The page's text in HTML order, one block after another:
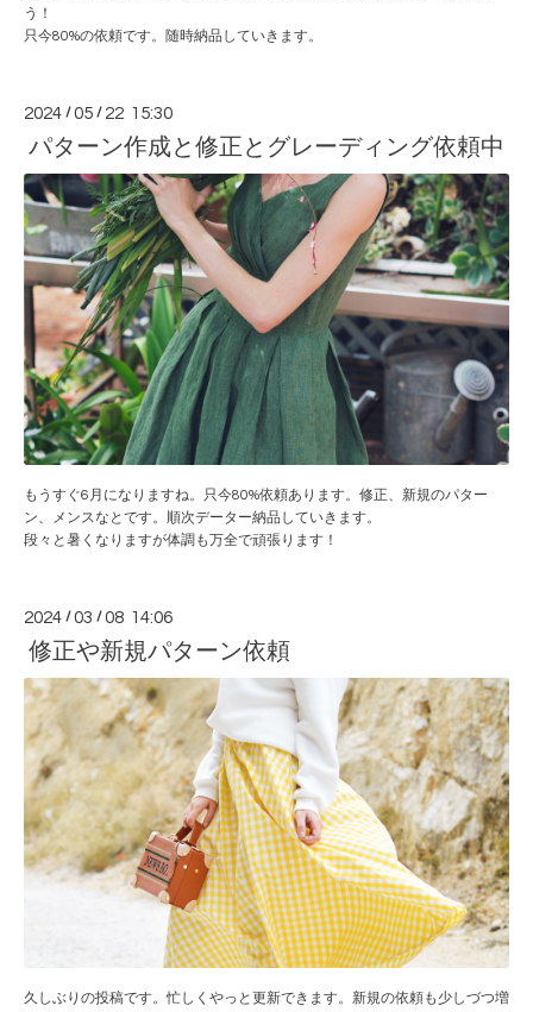
う！
只今80%の依頼です。随時納品していきます。
2024 /05 / 22 15:30
パターン作成と修正とグレーディング依頼中
もうすぐ6月になりますね。只今80%依頼あります。修正、新規のパター
ン、メンスなとです。順次データー納品していきます。
段々と暑くなりますが体調も万全で頑張ります！
2024 /03 /08 14:06
修正や新規パターン依頼
久しぶりの投稿です。忙しくやっと更新できます。新規の依頼も少しづつ増